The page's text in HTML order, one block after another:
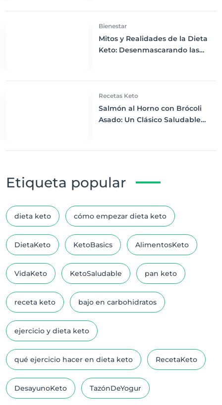
Bienestar
Mitos y Realidades de la Dieta
Keto: Desenmascarando las
Recetas Keto
Salmón al Horno con Brócoli
Asado: Un Clásico Saludable
Etiqueta popular
dieta keto cómo empezar dieta keto
DietaKeto KetoBasics AlimentosKeto
VidaKeto KetoSaludable pan keto
receta keto bajo en carbohidratos
ejercicio y dieta keto
qué ejercicio hacer en dieta keto RecetaKeto
DesayunoKeto TazónDeYogur